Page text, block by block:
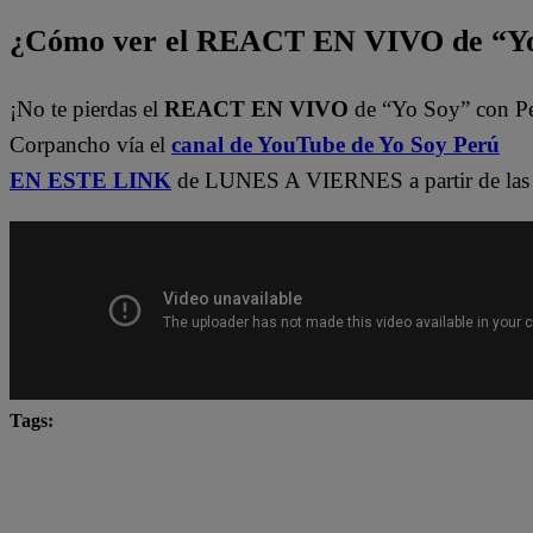
¿Cómo ver el REACT EN VIVO de
¡No te pierdas el REACT EN VIVO de “Yo Soy” con
Corpancho vía el canal de YouTube de Yo Soy Perú
EN ESTE LINK de LUNES A VIERNES a partir de
Tags: